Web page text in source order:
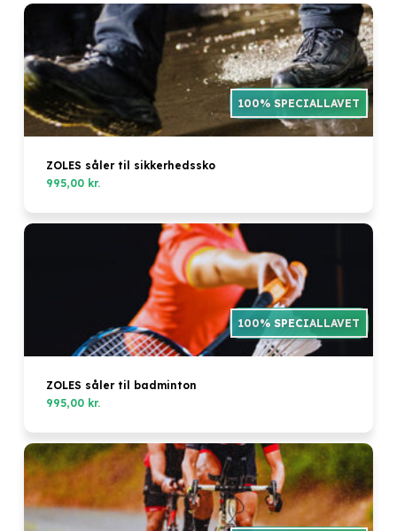
ZOLES såler til sikkerhedssko
995,00 kr.
ZOLES såler til badminton
995,00 kr.